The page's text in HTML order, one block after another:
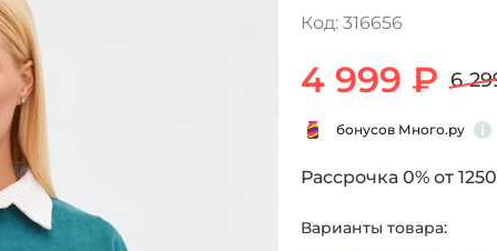
Код: 316656
4 999 ₽ 6
бонусов Много.ру
Рассрочка 0% от
Варианты товара: